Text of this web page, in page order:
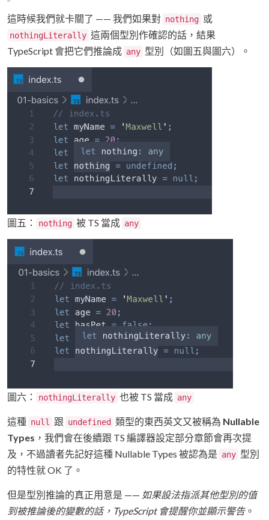
這時候我們就卡關了 —— 我們如果對 nothing 或
nothingLiterally 這兩個型別作確認的話，結果
TypeScript 會把它們推論成 any 型別（如圖五與圖六）。
圖五： nothing 被 TS 當成 any
圖六： nothingLiterally 也被 TS 當成 any
這種 null 跟 undefined 類型的東西英文又被稱為 Nullable
Types ，我們會在後續跟 TS 編譯器設定部分章節會再次提
及，不過讀者先記好這種 Nullable Types 被認為是 any 型別
的特性就 OK 了。
但是型別推論的真正用意是 —— 如果設法指派其他型別的值
到被推論後的變數的話，TypeScript 會提醒你並顯示警告。